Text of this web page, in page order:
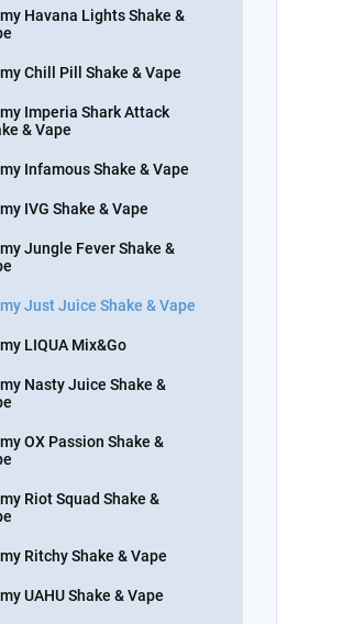
Havana Lights Shake &
Chill Pill Shake & Vape
Imperia Shark Attack
& Vape
Infamous Shake & Vape
IVG Shake & Vape
Jungle Fever Shake &
Just Juice Shake & Vape
LIQUA Mix&Go
Nasty Juice Shake &
OX Passion Shake &
Riot Squad Shake &
Ritchy Shake & Vape
UAHU Shake & Vape